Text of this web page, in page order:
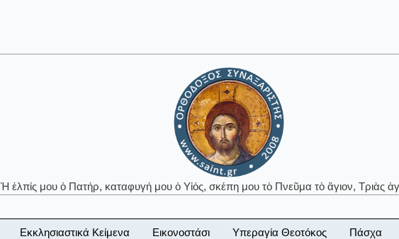
Ἡ ἐλπίς μου ὁ Πατήρ, καταφυγή μου ὁ Υἱός, σκέπη μου τὸ Πνεῦμα τὸ ἅγιον, Τριὰς
Εκκλησιαστικά Κείμενα Εικονοστάσι Υπεραγία Θεοτόκος Πάσχα